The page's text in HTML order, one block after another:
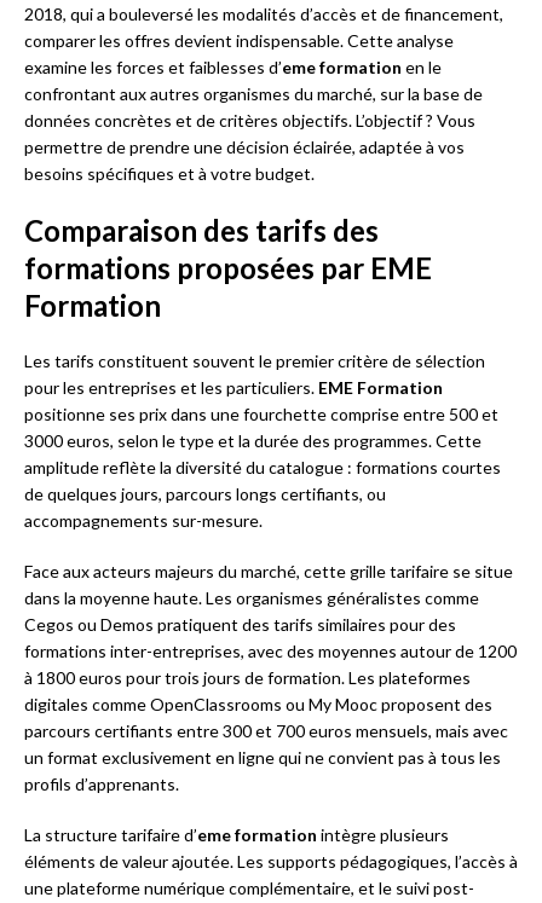
2018, qui a bouleversé les modalités d’accès et de financement,
comparer les offres devient indispensable. Cette analyse
examine les forces et faiblesses d’eme formation en le
confrontant aux autres organismes du marché, sur la base de
données concrètes et de critères objectifs. L’objectif ? Vous
permettre de prendre une décision éclairée, adaptée à vos
besoins spécifiques et à votre budget.
Comparaison des tarifs des
formations proposées par EME
Formation
Les tarifs constituent souvent le premier critère de sélection
pour les entreprises et les particuliers. EME Formation
positionne ses prix dans une fourchette comprise entre 500 et
3000 euros, selon le type et la durée des programmes. Cette
amplitude reflète la diversité du catalogue : formations courtes
de quelques jours, parcours longs certifiants, ou
accompagnements sur-mesure.
Face aux acteurs majeurs du marché, cette grille tarifaire se situe
dans la moyenne haute. Les organismes généralistes comme
Cegos ou Demos pratiquent des tarifs similaires pour des
formations inter-entreprises, avec des moyennes autour de 1200
à 1800 euros pour trois jours de formation. Les plateformes
digitales comme OpenClassrooms ou My Mooc proposent des
parcours certifiants entre 300 et 700 euros mensuels, mais avec
un format exclusivement en ligne qui ne convient pas à tous les
profils d’apprenants.
La structure tarifaire d’eme formation intègre plusieurs
éléments de valeur ajoutée. Les supports pédagogiques, l’accès à
une plateforme numérique complémentaire, et le suivi post-